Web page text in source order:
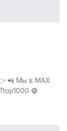
📲 Мы в МАХ
🔵